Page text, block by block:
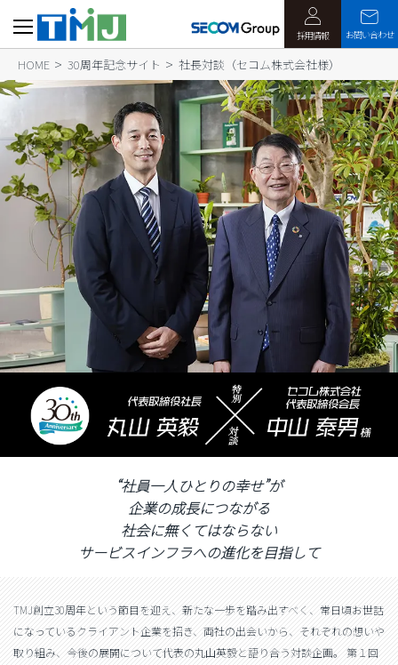
採用情報 お問い合わせ
HOME 30周年記念サイト 社長対談（セコム株式会社様）
“社員一人ひとりの幸せ”が
企業の成長につながる
社会に無くてはならない
サービスインフラへの進化を目指して
TMJ創立30周年という節目を迎え、新たな一歩を踏み出すべく、常日頃お世話
になっているクライアント企業を招き、両社の出会いから、それぞれの想いや
取り組み、今後の展開について代表の丸山英毅と語り合う対談企画。 第１回